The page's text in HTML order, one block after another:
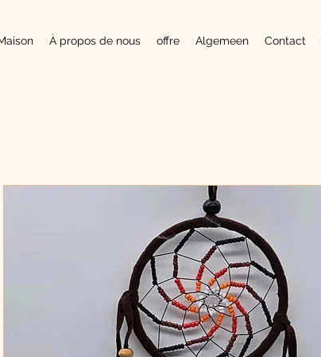
À propos de nous offre Algemeen Contact